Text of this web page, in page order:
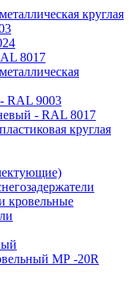
круглая
8017
9003
- RAL 8017
круглая
кровельные
МР -20R